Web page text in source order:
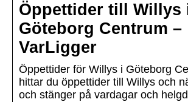
Öppettider till Willys
Göteborg Centrum –
VarLigger
Öppettider för Willys i Göteborg
hittar du öppettider till Willys och
och stänger på vardagar och